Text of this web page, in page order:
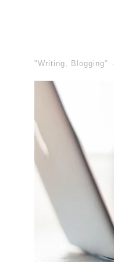
"Writing, Blogging" -